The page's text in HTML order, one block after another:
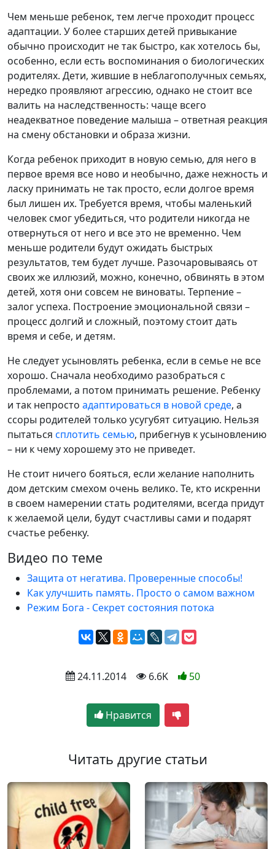
Чем меньше ребенок, тем легче проходит процесс
адаптации. У более старших детей привыкание
обычно происходит не так быстро, как хотелось бы,
особенно, если есть воспоминания о биологических
родителях. Дети, жившие в неблагополучных семьях,
нередко проявляют агрессию, однако не стоит все
валить на наследственность: чаще всего
неадекватное поведение малыша – ответная реакция
на смену обстановки и образа жизни.
Когда ребенок приходит в новую семью, для него в
первое время все ново и необычно, даже нежность и
ласку принимать не так просто, если долгое время
был лишен их. Требуется время, чтобы маленький
человек смог убедиться, что родители никогда не
отвернуться от него и все это не временно. Чем
меньше родители будут ожидать быстрых
результатов, тем будет лучше. Разочаровываясь от
своих же иллюзий, можно, конечно, обвинять в этом
детей, хотя они совсем не виноваты. Терпение –
залог успеха. Построение эмоциональной связи –
процесс долгий и сложный, поэтому стоит дать
время и себе, и детям.
Не следует усыновлять ребенка, если в семье не все
хорошо. Сначала необходимо разобраться с
проблемами, а потом принимать решение. Ребенку
и так непросто адаптироваться в новой среде, а
ссоры родителей только усугубят ситуацию. Нельзя
пытаться сплотить семью, прибегнув к усыновлению
– ни к чему хорошему это не приведет.
Не стоит ничего бояться, если желание наполнить
дом детским смехом очень велико. Те, кто искренни
в своем намерении стать родителями, всегда придут
к желаемой цели, будут счастливы сами и подарят
счастье ребенку.
Видео по теме
Защита от негатива. Проверенные способы!
Как улучшить память. Просто о самом важном
Режим Бога - Секрет состояния потока
24.11.2014 6.6K 50
Нравится
Читать другие статьи